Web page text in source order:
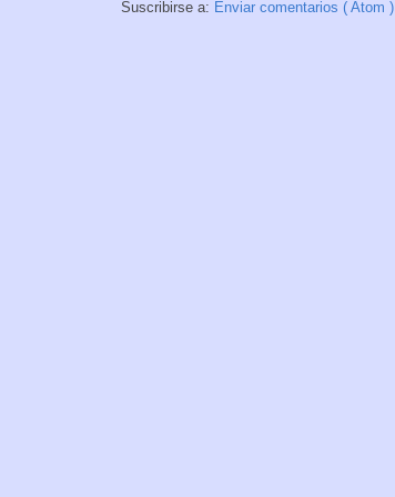
Suscribirse a: Enviar comentarios ( Atom )